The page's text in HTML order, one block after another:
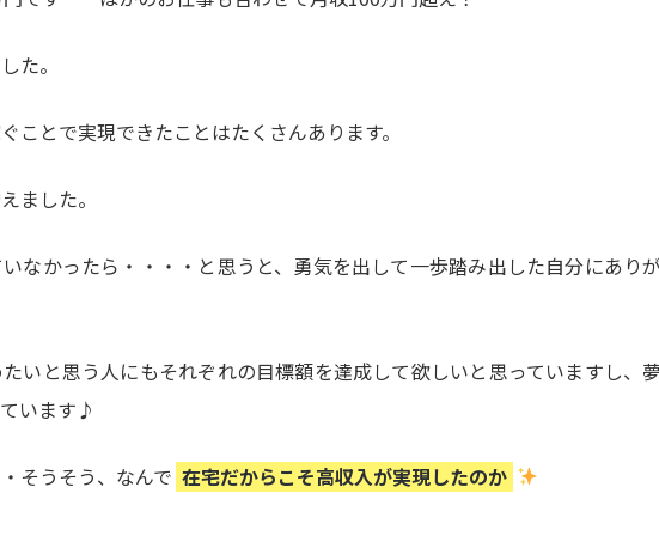
た。
ことで実現できたことはたくさんあります。
ました。
なかったら・・・・と思うと、勇気を出して一歩踏み出した自分にあり
いと思う人にもそれぞれの目標額を達成して欲しいと思っていますし、
います♪
そうそう、なんで 在宅だからこそ高収入が実現したのか